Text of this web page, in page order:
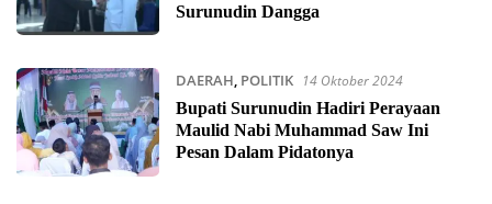
Surunudin Dangga
DAERAH, POLITIK
14 Oktober 2024
Bupati Surunudin Hadiri Perayaan
Maulid Nabi Muhammad Saw Ini
Pesan Dalam Pidatonya